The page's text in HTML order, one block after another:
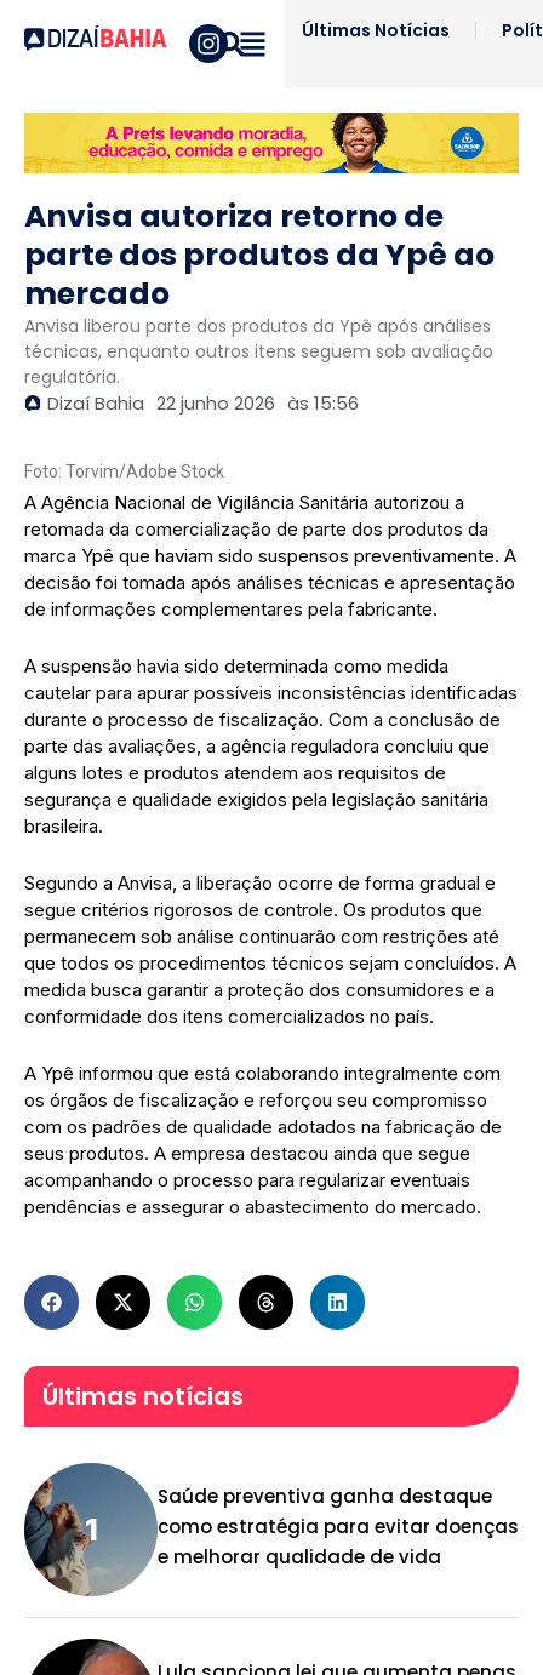
Últimas Notícias
Anvisa autoriza retorno de
parte dos produtos da Ypê ao
mercado
Anvisa liberou parte dos produtos da Ypê após análises
técnicas, enquanto outros itens seguem sob avaliação
regulatória.
Dizaí Bahia 22 junho 2026 às 15:56
Foto: Torvim/Adobe Stock
A Agência Nacional de Vigilância Sanitária autorizou a
retomada da comercialização de parte dos produtos da
marca Ypê que haviam sido suspensos preventivamente. A
decisão foi tomada após análises técnicas e apresentação
de informações complementares pela fabricante.
A suspensão havia sido determinada como medida
cautelar para apurar possíveis inconsistências identificadas
durante o processo de fiscalização. Com a conclusão de
parte das avaliações, a agência reguladora concluiu que
alguns lotes e produtos atendem aos requisitos de
segurança e qualidade exigidos pela legislação sanitária
brasileira.
Segundo a Anvisa, a liberação ocorre de forma gradual e
segue critérios rigorosos de controle. Os produtos que
permanecem sob análise continuarão com restrições até
que todos os procedimentos técnicos sejam concluídos. A
medida busca garantir a proteção dos consumidores e a
conformidade dos itens comercializados no país.
A Ypê informou que está colaborando integralmente com
os órgãos de fiscalização e reforçou seu compromisso
com os padrões de qualidade adotados na fabricação de
seus produtos. A empresa destacou ainda que segue
acompanhando o processo para regularizar eventuais
pendências e assegurar o abastecimento do mercado.
Últimas notícias
Saúde preventiva ganha destaque
como estratégia para evitar doenças
e melhorar qualidade de vida